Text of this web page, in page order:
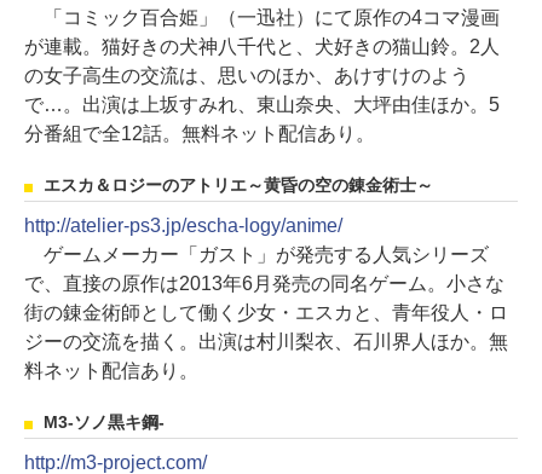
「コミック百合姫」（一迅社）にて原作の4コマ漫画
が連載。猫好きの犬神八千代と、犬好きの猫山鈴。2人
の女子高生の交流は、思いのほか、あけすけのよう
で…。出演は上坂すみれ、東山奈央、大坪由佳ほか。5
分番組で全12話。無料ネット配信あり。
エスカ＆ロジーのアトリエ～黄昏の空の錬金術士～
http://atelier-ps3.jp/escha-logy/anime/
ゲームメーカー「ガスト」が発売する人気シリーズ
で、直接の原作は2013年6月発売の同名ゲーム。小さな
街の錬金術師として働く少女・エスカと、青年役人・ロ
ジーの交流を描く。出演は村川梨衣、石川界人ほか。無
料ネット配信あり。
M3-ソノ黒キ鋼-
http://m3-project.com/